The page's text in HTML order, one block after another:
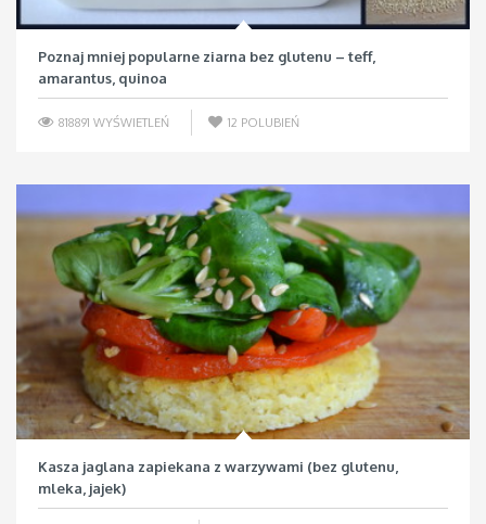
Poznaj mniej popularne ziarna bez glutenu – teff,
amarantus, quinoa
818891 WYŚWIETLEŃ 12 POLUBIEŃ
Kasza jaglana zapiekana z warzywami (bez glutenu,
mleka, jajek)